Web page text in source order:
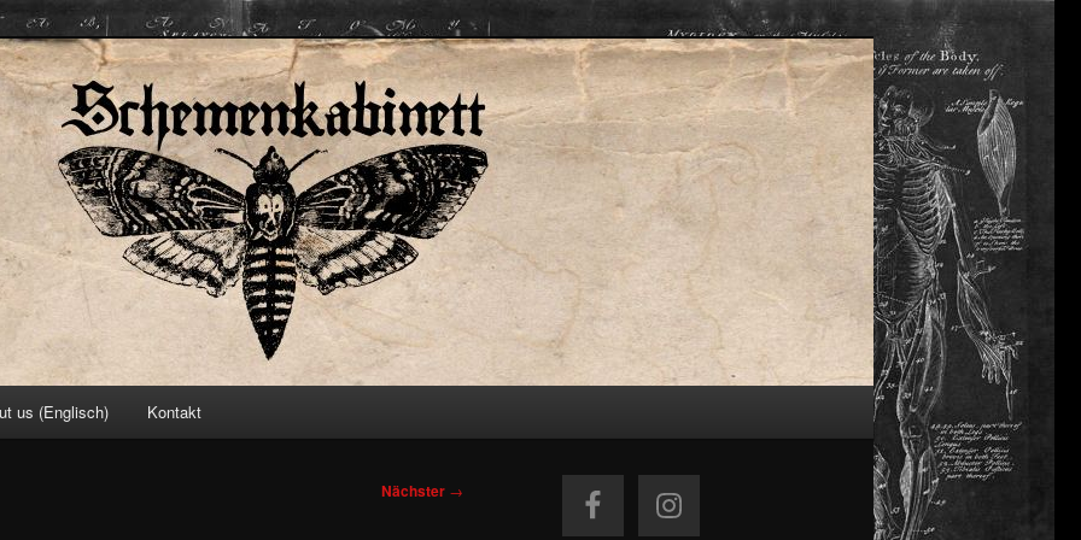
us (Englisch) Kontakt
Nächster →